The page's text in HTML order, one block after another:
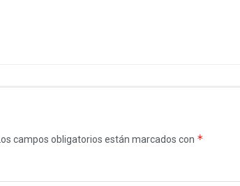
Los campos obligatorios están marcados con *